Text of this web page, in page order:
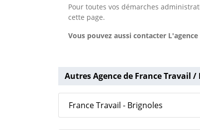
Pour toutes vos démarches
cette page.
Vous pouvez aussi contacter
Autres Agence de France Travail
France Travail - Brignoles